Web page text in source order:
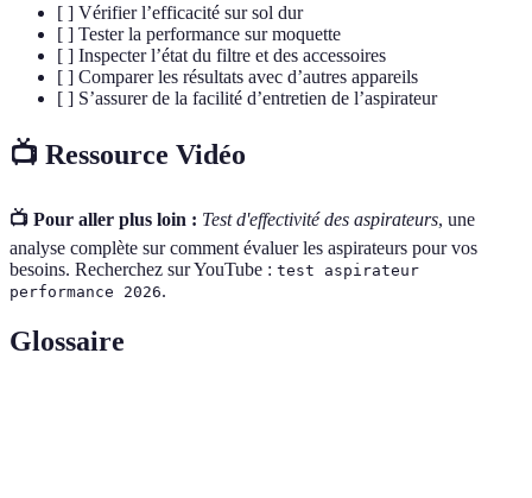
[ ] Vérifier l’efficacité sur sol dur
[ ] Tester la performance sur moquette
[ ] Inspecter l’état du filtre et des accessoires
[ ] Comparer les résultats avec d’autres appareils
[ ] S’assurer de la facilité d’entretien de l’aspirateur
📺 Ressource Vidéo
📺 Pour aller plus loin : Test d'effectivité des aspirateurs, une
analyse complète sur comment évaluer les aspirateurs pour vos
besoins. Recherchez sur YouTube : test aspirateur
performance 2026.
Glossaire